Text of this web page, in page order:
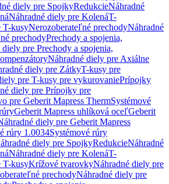
diely pre SpojkyRedukcieNáhradné
Náhradné diely pre KolenáT-
T-kusyNerozoberateľné prechodyNáhradné
prechodyPrechody a spojenia,
pre Prechody a spojenia,
Náhradné diely pre Axiálne
diely pre ZátkyT-kusy pre
pre T-kusy pre vykurovaniePrípojky
diely pre Prípojky pre
pre Geberit Mapress ThermSystémové
Geberit Mapress uhlíková oceľGeberit
diely pre Geberit Mapress
rúry 1.0034Systémové rúry
diely pre SpojkyRedukcieNáhradné
Náhradné diely pre KolenáT-
T-kusyKrížové tvarovkyNáhradné diely pre
prechodyNáhradné diely pre